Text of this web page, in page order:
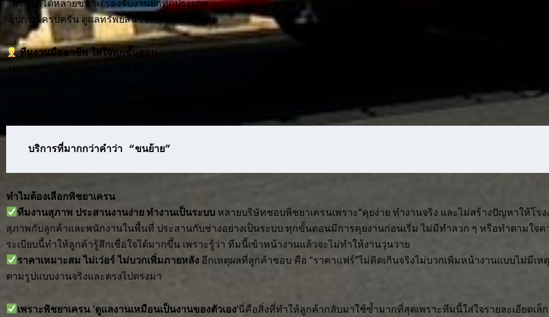
เครนยกได้หลายขนาด รองรับงานยกทุกประเภท
อุปกรณ์ครบครัน ดูแลทรัพย์สินของคุณอย่างดีที่สุด
ทีมงานมืออาชีพ ใส่ใจทุกขั้นตอน
ประสบการณ์ยาวนานกว่า 10 ปี
บริการที่มากกว่าคำว่า “ขนย้าย”
ทำไมต้องเลือกพิชยาเครน
ทีมงานสุภาพ ประสานงานง่าย ทำงานเป็นระบบ หลายบริษัทชอบพิชยาเครนเพราะ“คุยง่าย ทำงานจริง และไม่สร้างปัญหาให้โร
สุภาพกับลูกค้าและพนักงานในพื้นที่ ประสานกับช่างอย่างเป็นระบบ ทุกขั้นตอนมีการคุยงานก่อนเริ่ม ไม่มีทำลวก ๆ หรือทำตามใจค
ระเบียบนี้ทำให้ลูกค้ารู้สึกเชื่อใจได้มากขึ้น เพราะรู้ว่า ทีมนี้เข้าหน้างานแล้วจะไม่ทำให้งานวุ่นวาย
ราคาเหมาะสม ไม่เว่อร์ ไม่บวกเพิ่มภายหลัง อีกเหตุผลที่ลูกค้าชอบ คือ “ราคาแฟร์”ไม่คิดเกินจริงไม่บวกเพิ่มหน้างานแบบไม่มีเห
ตามรูปแบบงานจริงและตรงไปตรงมา
เพราะพิชยาเครน ‘ดูแลงานเหมือนเป็นงานของตัวเอง’นี่คือสิ่งที่ทำให้ลูกค้ากลับมาใช้ซ้ำมากที่สุดเพราะทีมนี้ใส่ใจรายละเอียดเล็